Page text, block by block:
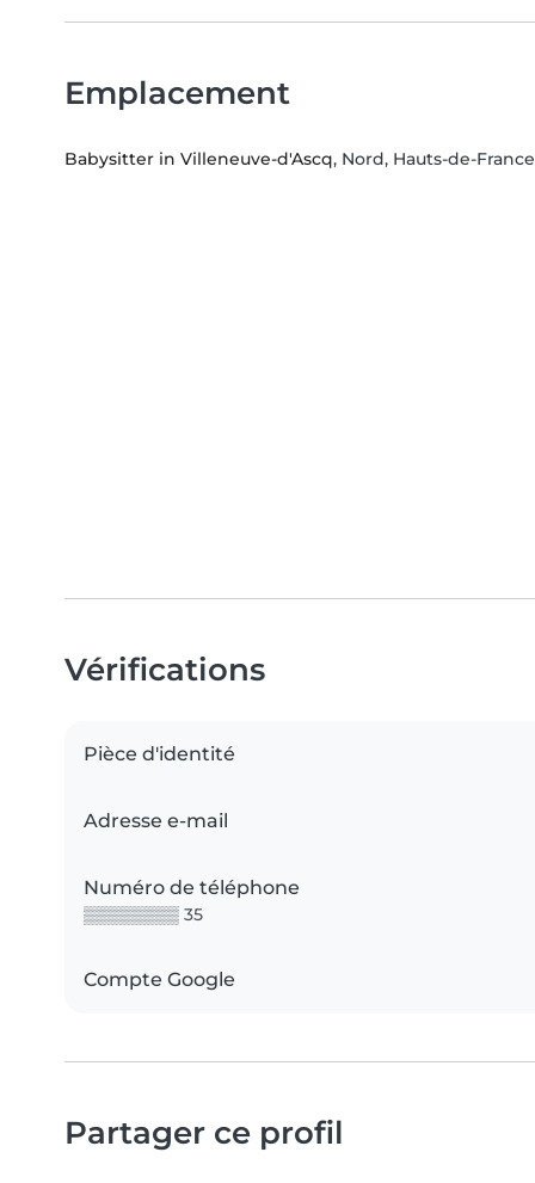
Emplacement
Babysitter in Villeneuve-d'Ascq, Nord, Hauts-de-France
Vérifications
Pièce d'identité
Adresse e-mail
Numéro de téléphone
▒▒▒▒▒▒▒▒ 35
Compte Google
Partager ce profil